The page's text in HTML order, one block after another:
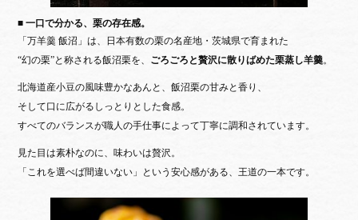
■ 一口で分かる、栗の存在感。
「万羊羹 飯沼」は、日本有数の栗の名産地・茨城県で育まれた
“幻の栗”と称される飯沼栗を、 ごろごろと贅沢に散りばめた栗蒸し羊羹。
北海道産小豆の風味豊かなあんと、飯沼栗の甘みと香り、
そして口に広がるしっとりとした食感。
すべてのバランスが職人の手仕事によって丁寧に調和されています。
見た目は素朴なのに、味わいは贅沢。
「これを選べば間違いない」という安心感がある、王道の一本です。